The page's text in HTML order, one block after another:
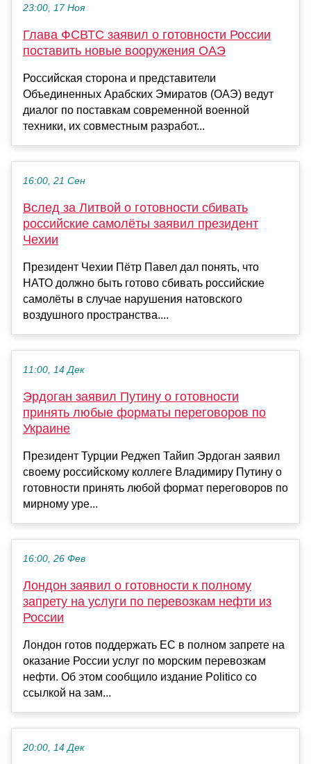
23:00, 17 Ноя
Глава ФСВТС заявил о готовности России
поставить новые вооружения ОАЭ
Российская сторона и представители
Объединенных Арабских Эмиратов (ОАЭ) ведут
диалог по поставкам современной военной
техники, их совместным разработ...
16:00, 21 Сен
Вслед за Литвой о готовности сбивать
российские самолёты заявил президент
Чехии
Президент Чехии Пётр Павел дал понять, что
НАТО должно быть готово сбивать российские
самолёты в случае нарушения натовского
воздушного пространства....
11:00, 14 Дек
Эрдоган заявил Путину о готовности
принять любые форматы переговоров по
Украине
Президент Турции Реджеп Тайип Эрдоган заявил
своему российскому коллеге Владимиру Путину о
готовности принять любой формат переговоров по
мирному уре...
16:00, 26 Фев
Лондон заявил о готовности к полному
запрету на услуги по перевозкам нефти из
России
Лондон готов поддержать ЕС в полном запрете на
оказание России услуг по морским перевозкам
нефти. Об этом сообщило издание Politico со
ссылкой на зам...
20:00, 14 Дек